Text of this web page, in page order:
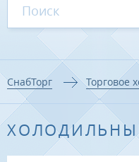
СнабТорг Торговое